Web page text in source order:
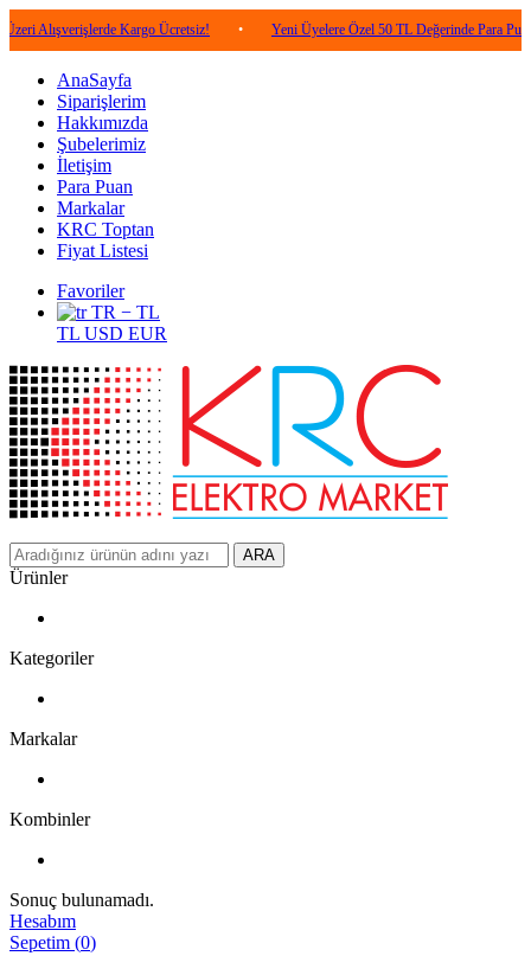
Kargo Ücretsiz! • Yeni Üyelere Özel 50 TL Değerinde Para Puan! •
AnaSayfa
Siparişlerim
Hakkımızda
Şubelerimiz
İletişim
Para Puan
Markalar
KRC Toptan
Fiyat Listesi
Favoriler
TR − TL
TL USD EUR
ARA
Ürünler
Kategoriler
Markalar
Kombinler
Sonuç bulunamadı.
Hesabım
Sepetim (0)